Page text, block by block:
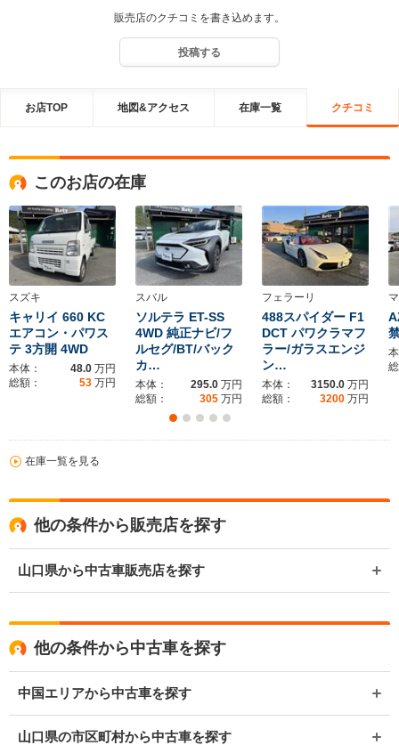
販売店のクチコミを書き込めます。
投稿する
お店TOP 地図&アクセス 在庫一覧 クチコミ
このお店の在庫
スズキ
キャリイ 660 KC
エアコン・パワス
テ 3方開 4WD
本体： 48.0 万円
総額：
53 万円
スバル
ソルテラ ET-SS
4WD 純正ナビ/フ
ルセグ/BT/バック
カ…
本体： 295.0 万円
総額：
305 万円
フェラーリ
488スパイダー F1
DCT パワクラマフ
ラー/ガラスエンジ
ン…
本体： 3150.0 万円
総額：
3200 万円
在庫一覧を見る
他の条件から販売店を探す
山口県から中古車販売店を探す
他の条件から中古車を探す
中国エリアから中古車を探す
山口県の市区町村から中古車を探す